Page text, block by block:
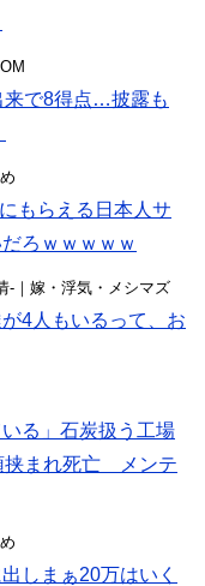
来で8得点…披露も
もらえる日本人サ
ろｗｗｗｗｗ
-｜嫁・浮気・メシマズ
4人もいるって、お
る」石炭扱う工場
挟まれ死亡 メンテ
しまぁ20万はいく